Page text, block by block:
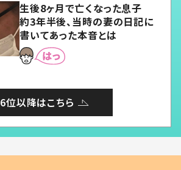
生後8ヶ月で亡くなった息子
約3年半後、当時の妻の日記に
書いてあった本音とは
6位以降はこちら